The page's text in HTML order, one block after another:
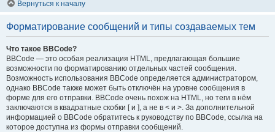
Вернуться к началу
Форматирование сообщений и типы создаваемых тем
Что такое BBCode?
BBCode — это особая реализация HTML, предлагающая большие
возможности по форматированию отдельных частей сообщения.
Возможность использования BBCode определяется администратором,
однако BBCode также может быть отключён на уровне сообщения в
форме для его отправки. BBCode очень похож на HTML, но теги в нём
заключаются в квадратные скобки [ и ], а не в < и >. За дополнительной
информацией о BBCode обратитесь к руководству по BBCode, ссылка на
которое доступна из формы отправки сообщений.